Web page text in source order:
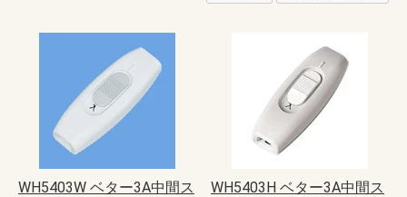
WH5403W ベター3A中間ス
WH5403H ベター3A中間ス